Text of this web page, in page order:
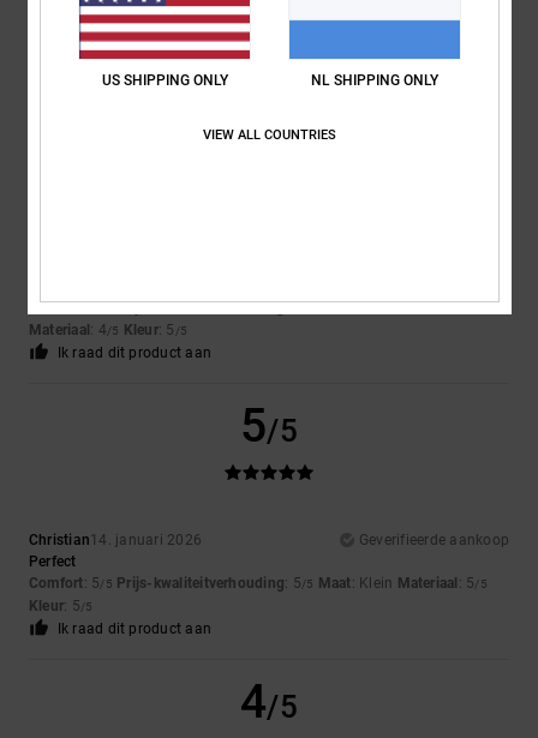
5
Comfort: 5 Prijs-kwaliteitverhouding: 5 Maat: Perfecte maat
Materiaal : 4/5 Kleur: 5 /5
Ik raad dit product aan
5/5
Christian14. januari 2026
Geverifieerde aankoop
Perfect
Comfort: 5/5 Prijs-kwaliteitverhouding: 5/5 Maat: Klein Materiaal : 5/5
Kleur: 5/5
Ik raad dit product aan
4/5
US SHIPPING ONLY NL SHIPPING ONLY
VIEW ALL COUNTRIES